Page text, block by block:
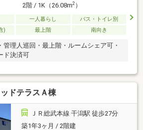
2階 / 1K（26.08m2）
一人暮らし
バス・トイレ別
)
最上階 南向き
管理人巡回・最上階・ルームシェア可・
ド決済可
ドテラスＡ棟
ＪＲ総武本線 干潟駅 徒歩27分
築1年3ヶ月 / 2階建